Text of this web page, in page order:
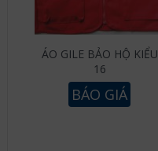
ÁO GILE BẢO HỘ KIỂU
16
BÁO GIÁ